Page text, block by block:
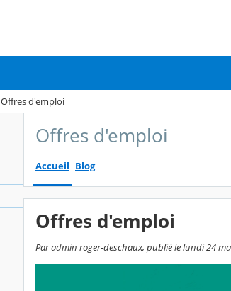
Offres d'emploi
Offres d'emploi
Accueil Blog
Offres d'emploi
Par admin roger-deschaux, publié le lundi 24